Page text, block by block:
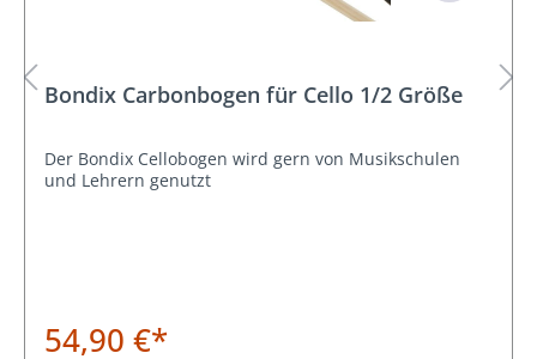
Bondix Carbonbogen für Cello 1/2 Größe
Der Bondix Cellobogen wird gern von Musikschulen
und Lehrern genutzt
54,90 €*